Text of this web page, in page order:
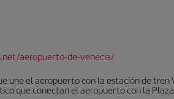
aeropuerto-de-venecia/
une el aeropuerto con la estación de
que conectan el aeropuerto con la